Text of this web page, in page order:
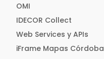
OMI
IDECOR Collect
Web Services y APIs
iFrame Mapas Córdoba